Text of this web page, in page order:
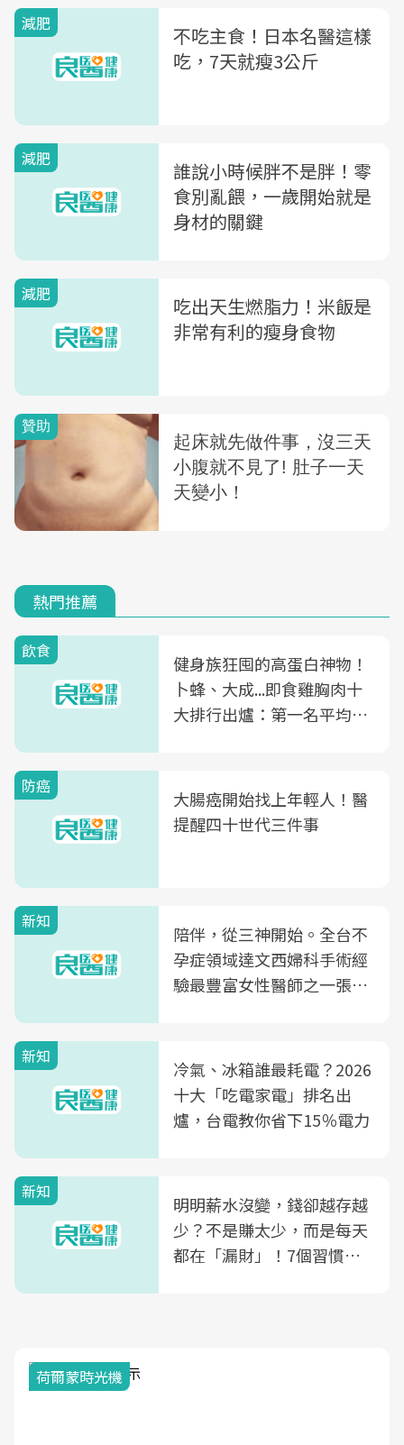
減肥
不吃主食！日本名醫這樣
吃，7天就瘦3公斤
減肥
誰說小時候胖不是胖！零
食別亂餵，一歲開始就是
身材的關鍵
減肥
吃出天生燃脂力！米飯是
非常有利的瘦身食物
熱門推薦
飲食
健身族狂囤的高蛋白神物！
卜蜂、大成...即食雞胸肉十
大排行出爐：第一名平均一
防癌
大腸癌開始找上年輕人！醫
提醒四十世代三件事
新知
陪伴，從三神開始。全台不
孕症領域達文西婦科手術經
驗最豐富女性醫師之一張永
光田醫院建構360度女性健
康照護生態圈
新知
冷氣、冰箱誰最耗電？2026
十大「吃電家電」排名出
爐，台電教你省下15％電力
新知
明明薪水沒變，錢卻越存越
少？不是賺太少，而是每天
都在「漏財」！7個習慣一
荷爾蒙時光機